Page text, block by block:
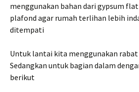
menggunakan bahan dari gypsum
plafond agar rumah terlihan lebih
ditempati
Untuk lantai kita menggunakan
Sedangkan untuk bagian dalam
berikut